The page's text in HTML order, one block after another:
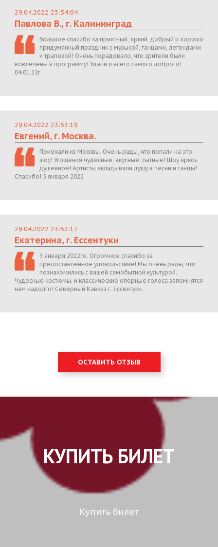
29.04.2022 23:54:04
Павлова В., г. Калининград
Большое спасибо за приятный, яркий, добрый и хорошо
придуманный праздник с музыкой, танцами, легендами
и трапезой! Очень порадовало, что зрители были
вовлечены в программу! Удачи и всего самого доброго!
04.01.22г
29.04.2022 23:53:19
Евгений, г. Москва.
Приехали из Москвы. Очень рады, что попали на это
шоу! Угощения чудесные, вкусные, сытные! Шоу яркое,
душевное! Артисты вкладывали душу в песни и танцы!
Спасибо! 5 января 2022
29.04.2022 23:52:17
Екатерина, г. Ессентуки
3 января 2022го. Огромное спасибо за
предоставленное удовольствие! Мы очень рады, что
познакомились с вашей самобытной культурой.
Чудесные костюмы, и классические оперные голоса запомнятся
нам надолго! Северный Кавказ г. Ессентуки.
ОСТАВИТЬ ОТЗЫВ
КУПИТЬ БИЛЕТ
Купить билет